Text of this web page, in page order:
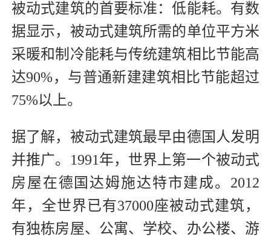
被动式建筑的首要标准：低能耗。有数
据显示，被动式建筑所需的单位平方米
采暖和制冷能耗与传统建筑相比节能高
达90%，与普通新建建筑相比节能超过
75%以上。
据了解，被动式建筑最早由德国人发明
并推广。1991年，世界上第一个被动式
房屋在德国达姆施达特市建成。2012
年，全世界已有37000座被动式建筑，
有独栋房屋、公寓、学校、办公楼、游